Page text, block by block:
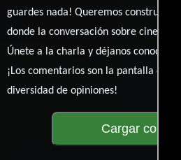
guardes nada! Queremos construir
donde la conversación sobre cine y
Únete a la charla y déjanos conocer
¡Los comentarios son la pantalla
diversidad de opiniones!
Cargar